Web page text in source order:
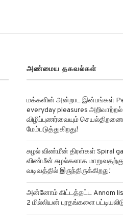
அண்மைய தகவல்கள்
மக்களின் அன்றாட இன்பங்கள்
everyday pleasures அறிவாற்றல்
விழிப்புணர்வையும்
மேம்படுத்துகிறது!
சுழல் விண்மீன் திரள்கள் Spiral
விண்மீன் சுழல்களாக மாறுவதற்கு
வடிவத்தில் இருந்திருக்கிறது!
அன்னோம் கிட்டத்தட்ட Annom
2 மில்லியன் புரதங்களை